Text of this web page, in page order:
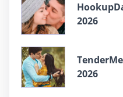
2026
2026